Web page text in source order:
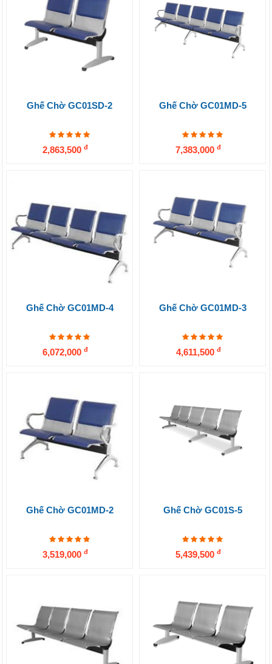
Ghế Chờ GC01SD-2
2,863,500 đ
Ghế Chờ GC01MD-5
7,383,000 đ
Ghế Chờ GC01MD-4
6,072,000 đ
Ghế Chờ GC01MD-3
4,611,500 đ
Ghế Chờ GC01MD-2
3,519,000 đ
Ghế Chờ GC01S-5
5,439,500 đ